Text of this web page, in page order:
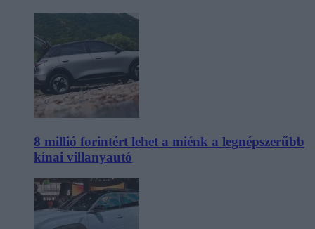
8 millió forintért lehet a miénk a legnépszerűbb
kínai villanyautó